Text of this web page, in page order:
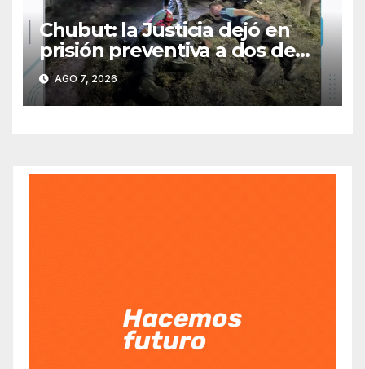
Chubut: la Justicia dejó en
prisión preventiva a dos de
los tres individuos
sorprendidos con un dron
mientras robaban ovinos
AGO 7, 2026